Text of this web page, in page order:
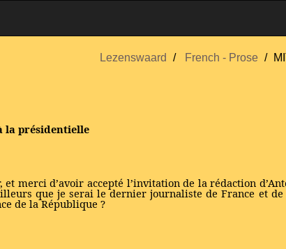
Lezenswaard French - Prose
la présidentielle
merci d’avoir accepté l’invitation de la rédaction
que je serai le dernier journaliste de France et
de la République ?